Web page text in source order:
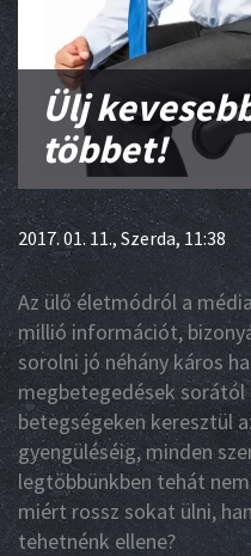
Ülj
többet!
2017. 01. 11., Szerda, 11:38
Az ülő életmódról a
millió információt,
sorolni jó néhány káros
megbetegedések sorától
betegségeken keresztül
gyengüléséig, minden
legtöbbünkben tehát
miért rossz sokat ülni,
tehetnénk ellene?